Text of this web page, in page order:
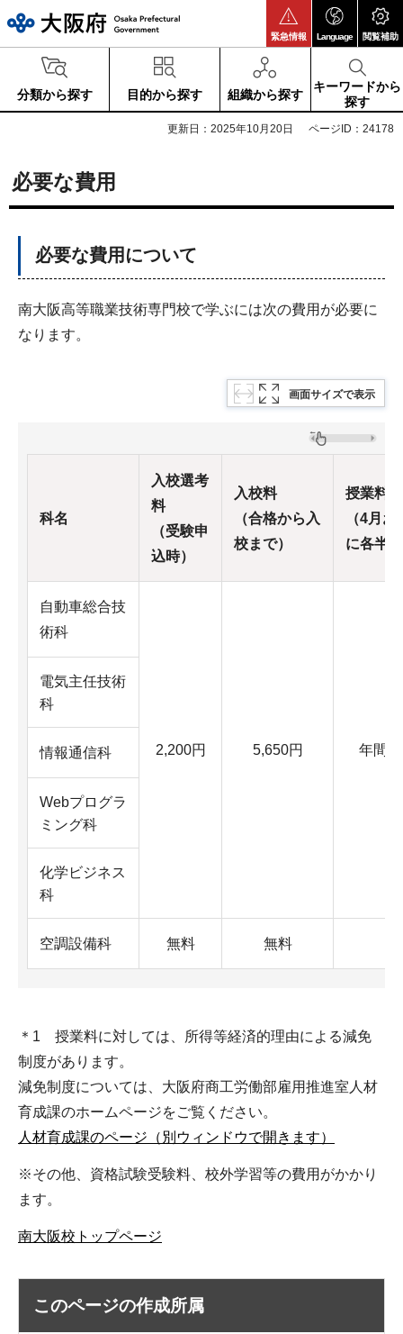
緊急情報 Language 閲覧補助
分類から探す 目的から探す 組織から探す
キーワードから
探す
更新日：2025年10月20日 ページID：24178
必要な費用
必要な費用について
南大阪高等職業技術専門校で学ぶには次の費用が必要に
なります。
画面サイズで表示
科名
入校選考
料
（受験申
込時）
入校料
（合格から入
校まで）
授業料*1
（4月
に各半
自動車総合技
術科
2,200円 5,650円 年間
電気主任技術
科
情報通信科
Webプログラ
ミング科
化学ビジネス
科
空調設備科 無料 無料
＊1 授業料に対しては、所得等経済的理由による減免
制度があります。
減免制度については、大阪府商工労働部雇用推進室人材
育成課のホームページをご覧ください。
人材育成課のページ（別ウィンドウで開きます）
※その他、資格試験受験料、校外学習等の費用がかかり
ます。
南大阪校トップページ
このページの作成所属